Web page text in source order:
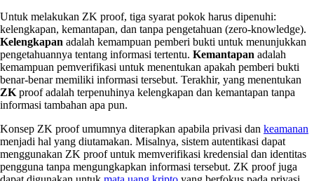
Untuk melakukan ZK proof, tiga syarat pokok harus dipenuhi:
kelengkapan, kemantapan, dan tanpa pengetahuan (zero-knowledge).
Kelengkapan adalah kemampuan pemberi bukti untuk menunjukkan
pengetahuannya tentang informasi tertentu. Kemantapan adalah
kemampuan pemverifikasi untuk menentukan apakah pemberi bukti
benar-benar memiliki informasi tersebut. Terakhir, yang menentukan
ZK proof adalah terpenuhinya kelengkapan dan kemantapan tanpa
informasi tambahan apa pun.
Konsep ZK proof umumnya diterapkan apabila privasi dan keamanan
menjadi hal yang diutamakan. Misalnya, sistem autentikasi dapat
menggunakan ZK proof untuk memverifikasi kredensial dan identitas
pengguna tanpa mengungkapkan informasi tersebut. ZK proof juga